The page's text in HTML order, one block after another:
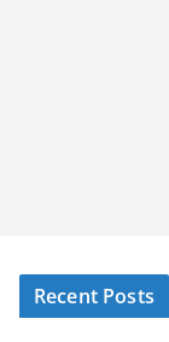
Recent Posts